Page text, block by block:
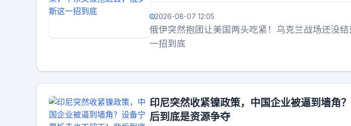
2026-08-07 12:05
俄伊突然抱团让美国两头吃紧！乌克兰战场还没
一招到底
印尼突然收紧镍政策，中国企业被逼到墙角
后到底是资源争夺